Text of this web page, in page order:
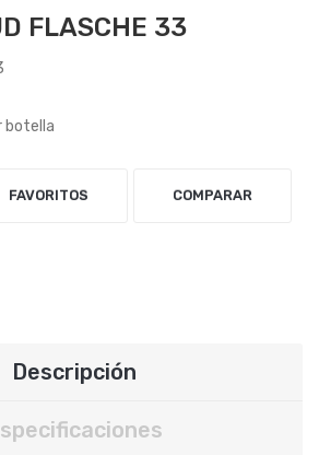
FLASCHE 33
botella
FAVORITOS COMPARAR
Descripción